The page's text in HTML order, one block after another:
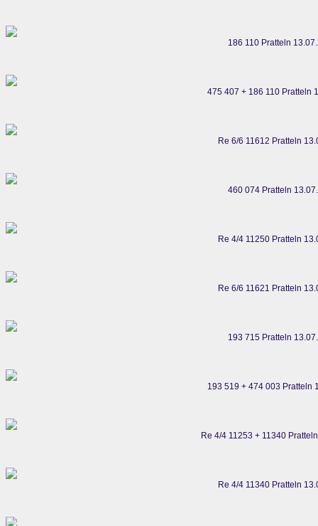
186 110 Pratteln
475 407 + 186 110 Pratteln
Re 6/6 11612 Pratteln
460 074 Pratteln
Re 4/4 11250 Pratteln
Re 6/6 11621 Pratteln
193 715 Pratteln
193 519 + 474 003 Pratteln
Re 4/4 11253 + 11340
Re 4/4 11340 Pratteln